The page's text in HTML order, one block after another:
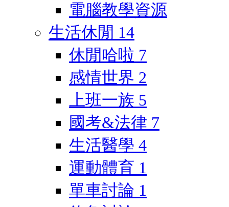
電腦教學資源
生活休閒 14
休閒哈啦 7
感情世界 2
上班一族 5
國考&法律 7
生活醫學 4
運動體育 1
單車討論 1